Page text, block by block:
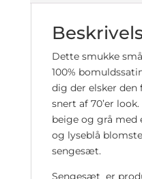
Dette smukke
100%
dig der elsker
snert af 70’er
beige og grå med
og lyseblå
sengesæt.
Sengesæt er